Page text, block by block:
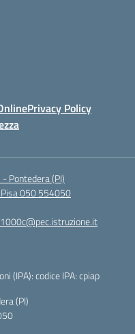
Privacy Policy
Pontedera (PI)
050 554050
(IPA): codice IPA: cpiap
(PI)